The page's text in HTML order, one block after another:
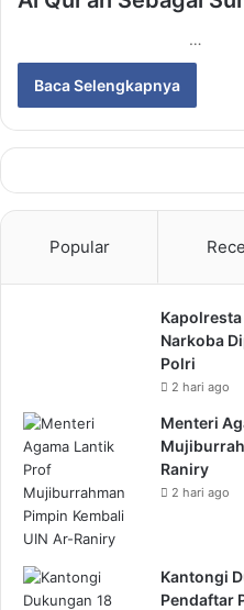
…
Baca Selengkapnya
Popular
Narkoba
Polri
2 hari ago
Menteri
Raniry
2 hari ago
Kantongi
Pendaftar